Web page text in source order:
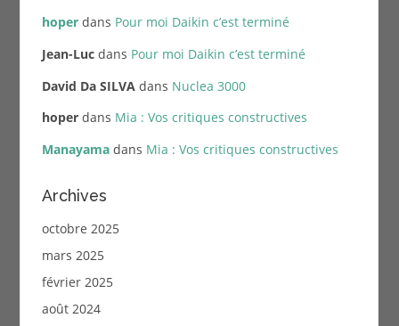
hoperdans Pour moi Daikin c’est terminé
Jean-Lucdans Pour moi Daikin c’est terminé
David Da SILVA dans Nuclea 3000
hoperdans Mia : Vos critiques constructives
Manayamadans Mia : Vos critiques constructives
Archives
octobre 2025
mars 2025
février 2025
août 2024